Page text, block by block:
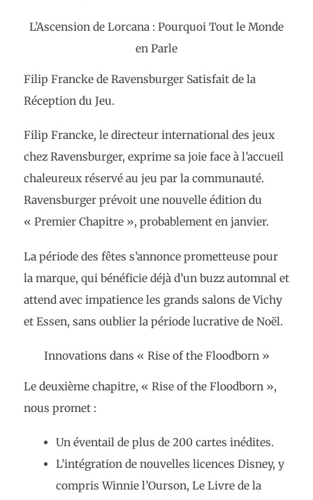
L’Ascension de Lorcana : Pourquoi Tout le Monde
en Parle
Filip Francke de Ravensburger Satisfait de la
Réception du Jeu.
Filip Francke, le directeur international des jeux
chez Ravensburger, exprime sa joie face à l’accueil
chaleureux réservé au jeu par la communauté.
Ravensburger prévoit une nouvelle édition du
« Premier Chapitre », probablement en janvier.
La période des fêtes s’annonce prometteuse pour
la marque, qui bénéficie déjà d’un buzz automnal et
attend avec impatience les grands salons de Vichy
et Essen, sans oublier la période lucrative de Noël.
Innovations dans « Rise of the Floodborn »
Le deuxième chapitre, « Rise of the Floodborn »,
nous promet :
Un éventail de plus de 200 cartes inédites.
L’intégration de nouvelles licences Disney, y
compris Winnie l’Ourson, Le Livre de la